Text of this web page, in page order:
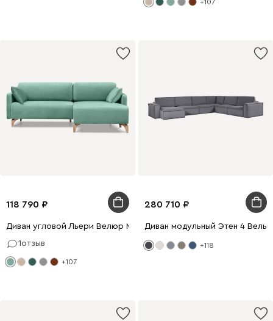
+107
118 790
Диван угловой Льери Велюр Мятный
1отзыв
+107
280 710
Диван модульный Этен 4
+118